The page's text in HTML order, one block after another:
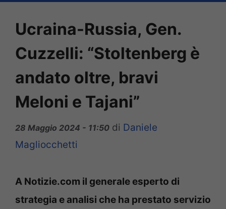
Ucraina-Russia, Gen.
Cuzzelli: “Stoltenberg è
andato oltre, bravi
Meloni e Tajani”
28 Maggio 2024 - 11:50 di Daniele
Magliocchetti
A Notizie.com il generale esperto di
strategia e analisi che ha prestato servizio